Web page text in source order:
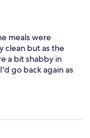
meals were
clean but as the
a bit shabby in
go back again as